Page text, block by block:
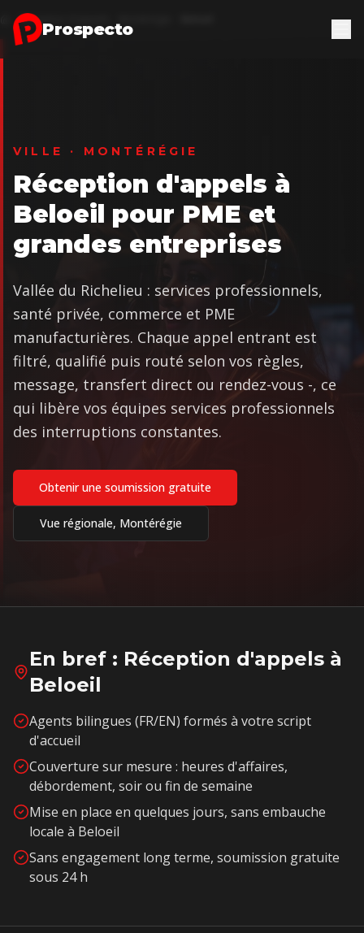
Aller au contenu principal
Prospecto
AccueilRéception d'appels
VILLE · MONTÉRÉGIE
Réception d'appels à
Beloeil pour PME et
grandes entreprises
Vallée du Richelieu : services professionnels,
santé privée, commerce et PME
manufacturières. Chaque appel entrant est
filtré, qualifié puis routé selon vos règles,
message, transfert direct ou rendez-vous -, ce
qui libère vos équipes services professionnels
des interruptions constantes.
Obtenir une soumission gratuite
Vue régionale, Montérégie
En bref : Réception d'appels à
Beloeil
Agents bilingues (FR/EN) formés à votre script
d'accueil
Couverture sur mesure : heures d'affaires,
débordement, soir ou fin de semaine
Mise en place en quelques jours, sans embauche
locale à Beloeil
Sans engagement long terme, soumission gratuite
sous 24 h